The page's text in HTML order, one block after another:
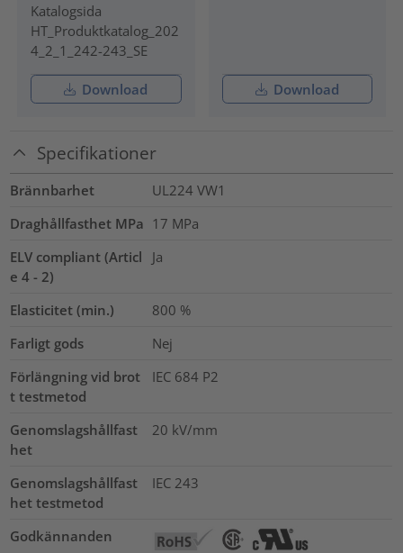
Katalogsida
HT_Produktkatalog_202
4_2_1_242-243_SE
Download Download
Specifikationer
Brännbarhet
UL224 VW1
Draghållfasthet MPa 17 MPa
ELV compliant (Articl
e 4 - 2)
Ja
Elasticitet (min.) 800 %
Farligt gods
Nej
Förlängning vid brot
t testmetod
IEC 684 P2
Genomslagshållfast
het
20 kV/mm
Genomslagshållfast
het testmetod
IEC 243
Godkännanden